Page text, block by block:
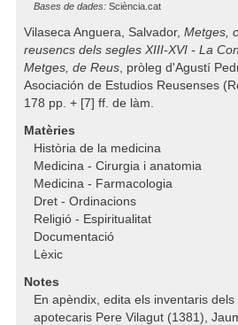
Bases de dades: Sciència.cat
Vilaseca Anguera, Salvador, Metges,
reusencs dels segles XIII-XVI - La
Metges, de Reus, pròleg d'Agustí
Asociación de Estudios Reusenses
178 pp. + [7] ff. de làm.
Matèries
Història de la medicina
Medicina - Cirurgia i anatomia
Medicina - Farmacologia
Dret - Ordinacions
Religió - Espiritualitat
Documentació
Lèxic
Notes
En apèndix, edita els inventaris
apotecaris Pere Vilagut (1381),